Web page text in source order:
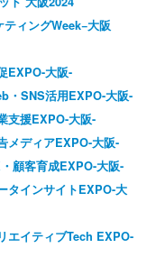
ティングWeek−大阪
EXPO-大阪-
・SNS活用EXPO-大阪-
支援EXPO-大阪-
メディアEXPO-大阪-
・顧客育成EXPO-大阪-
タインサイトEXPO-大
エイティブTech EXPO-